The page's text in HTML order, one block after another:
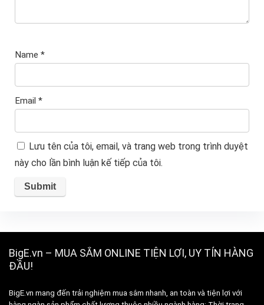
Name *
Email *
Lưu tên của tôi, email, và trang web trong trình duyệt
này cho lần bình luận kế tiếp của tôi.
BigE.vn – MUA SẮM ONLINE TIỆN LỢI, UY TÍN HÀNG
ĐẦU!
BigE.vn mang đến trải nghiệm mua sắm nhanh, an toàn và tiện lợi với